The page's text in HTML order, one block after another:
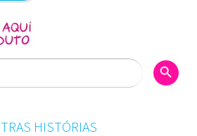
Search
HISTÓRIAS